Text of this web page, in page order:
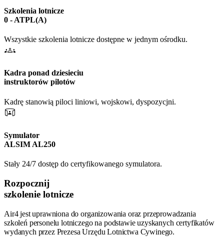
Szkolenia lotnicze
0 - ATPL(A)
Wszystkie szkolenia lotnicze dostępne w jednym ośrodku.
groups
Kadra ponad dziesieciu
instruktorów pilotów
Kadrę stanowią piloci liniowi, wojskowi, dyspozycjni.
simulation
Symulator
ALSIM AL250
Stały 24/7 dostęp do certyfikowanego symulatora.
Rozpocznij
szkolenie lotnicze
Air4 jest uprawniona do organizowania oraz przeprowadzania
szkoleń personelu lotniczego na podstawie uzyskanych certyfikatów
wydanych przez Prezesa Urzędu Lotnictwa Cywinego.